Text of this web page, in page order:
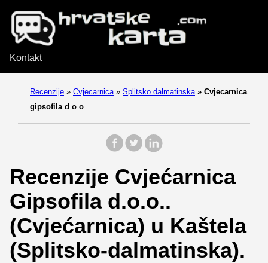
Kontakt
Recenzije » Cvjecarnica » Splitsko dalmatinska » Cvjecarnica
gipsofila d o o
Recenzije Cvjećarnica
Gipsofila d.o.o..
(Cvjećarnica) u Kaštela
(Splitsko-dalmatinska).